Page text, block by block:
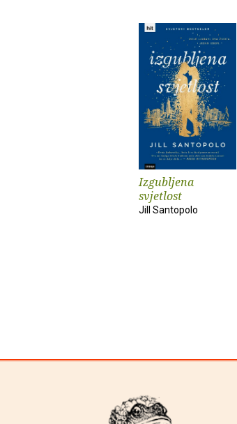
Izgubljena
svjetlost
Jill Santopolo